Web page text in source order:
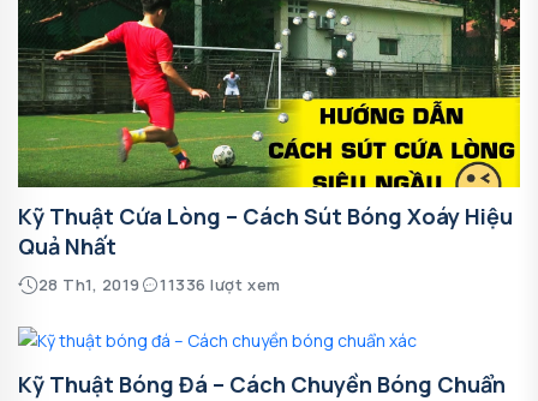
Kỹ Thuật Cứa Lòng – Cách Sút Bóng Xoáy Hiệu
Quả Nhất
28 Th1, 2019 11336 lượt xem
Kỹ Thuật Bóng Đá – Cách Chuyền Bóng Chuẩn